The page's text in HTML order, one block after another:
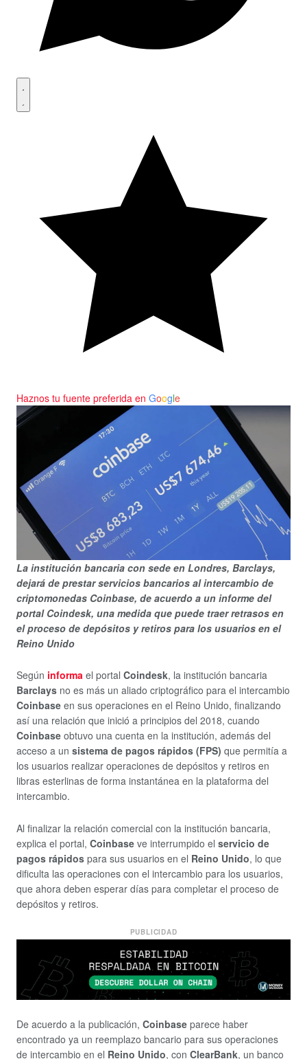
Haznos tu fuente preferida en Google
La institución bancaria con sede en Londres, Barclays,
dejará de prestar servicios bancarios al intercambio de
criptomonedas Coinbase, de acuerdo a un informe del
portal Coindesk, una medida que puede traer retrasos en
el proceso de depósitos y retiros para los usuarios en el
Reino Unido
Según informa el portal Coindesk, la institución bancaria
Barclays no es más un aliado criptográfico para el intercambio
Coinbase en sus operaciones en el Reino Unido, finalizando
así una relación que inició a principios del 2018, cuando
Coinbase obtuvo una cuenta en la institución, además del
acceso a un sistema de pagos rápidos (FPS) que permitía a
los usuarios realizar operaciones de depósitos y retiros en
libras esterlinas de forma instantánea en la plataforma del
intercambio.
Al finalizar la relación comercial con la institución bancaria,
explica el portal, Coinbase ve interrumpido el servicio de
pagos rápidos para sus usuarios en el Reino Unido, lo que
dificulta las operaciones con el intercambio para los usuarios,
que ahora deben esperar días para completar el proceso de
depósitos y retiros.
PUBLICIDAD
De acuerdo a la publicación, Coinbase parece haber
encontrado ya un reemplazo bancario para sus operaciones
de intercambio en el Reino Unido, con ClearBank, un banco